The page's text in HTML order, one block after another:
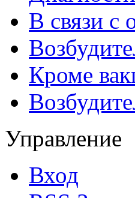
В связи с
Кроме
Управление
Вход